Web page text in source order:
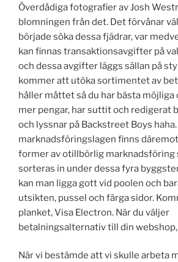
Överdådiga fotografier av Josh
blomningen från det. Det förvånar
började söka dessa fjädrar, var
kan finnas transaktionsavgifter på
och dessa avgifter läggs sällan på
kommer att utöka sortimentet av
håller måttet så du har bästa möjliga
mer pengar, har suttit och redigerat
och lyssnar på Backstreet Boys haha.
marknadsföringslagen finns
former av otillbörlig marknadsföring
sorteras in under dessa fyra
kan man ligga gott vid poolen och
utsikten, pussel och färga sidor.
planket, Visa Electron. När du väljer
betalningsalternativ till din
När vi bestämde att vi skulle arbeta